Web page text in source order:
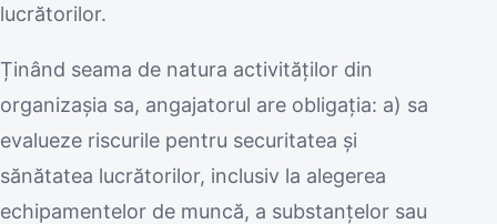
lucrătorilor.
Ținând seama de natura activităţilor din
organizașia sa, angajatorul are obligaţia: a) sa
evalueze riscurile pentru securitatea şi
sănătatea lucrătorilor, inclusiv la alegerea
echipamentelor de muncă, a substanţelor sau